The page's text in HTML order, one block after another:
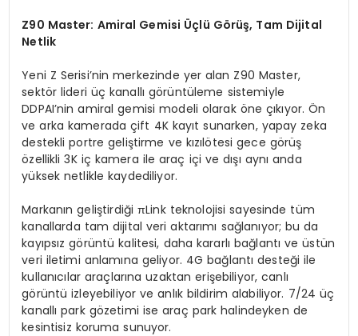
Z90 Master: Amiral Gemisi Üçlü Görüş, Tam Dijital
Netlik
Yeni Z Serisi’nin merkezinde yer alan Z90 Master,
sektör lideri üç kanallı görüntüleme sistemiyle
DDPAI’nin amiral gemisi modeli olarak öne çıkıyor. Ön
ve arka kamerada çift 4K kayıt sunarken, yapay zeka
destekli portre geliştirme ve kızılötesi gece görüş
özellikli 3K iç kamera ile araç içi ve dışı aynı anda
yüksek netlikle kaydediliyor.
Markanın geliştirdiği πLink teknolojisi sayesinde tüm
kanallarda tam dijital veri aktarımı sağlanıyor; bu da
kayıpsız görüntü kalitesi, daha kararlı bağlantı ve üstün
veri iletimi anlamına geliyor. 4G bağlantı desteği ile
kullanıcılar araçlarına uzaktan erişebiliyor, canlı
görüntü izleyebiliyor ve anlık bildirim alabiliyor. 7/24 üç
kanallı park gözetimi ise araç park halindeyken de
kesintisiz koruma sunuyor.